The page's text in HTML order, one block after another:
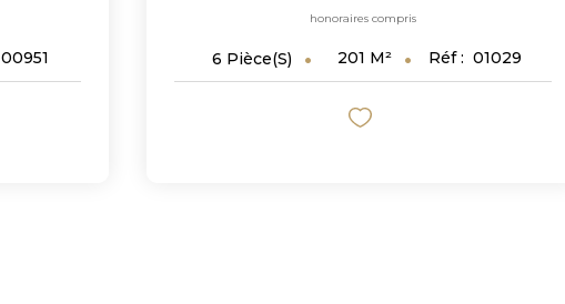
00951
honoraires compris
6 Pièce(s) 201 M² Réf : 01029